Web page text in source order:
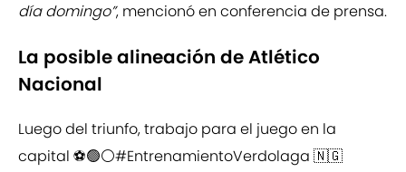
día domingo”, mencionó en conferencia de prensa.
La posible alineación de Atlético
Nacional
Luego del triunfo, trabajo para el juego en la
capital ⚽🟢⚪#EntrenamientoVerdolaga 🇳🇬